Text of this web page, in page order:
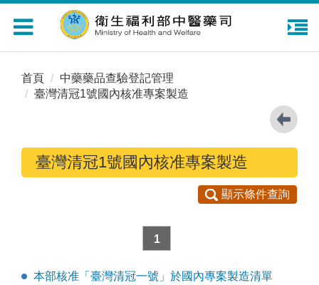
Toggle
navigation
首頁
中藥藥品查驗登記管理
臺灣清冠1號國內核准專案製造
臺灣清冠1號國內核准專案製造
顯示條件查詢
1
本部核准「臺灣清冠一號」於國內專案製造清單